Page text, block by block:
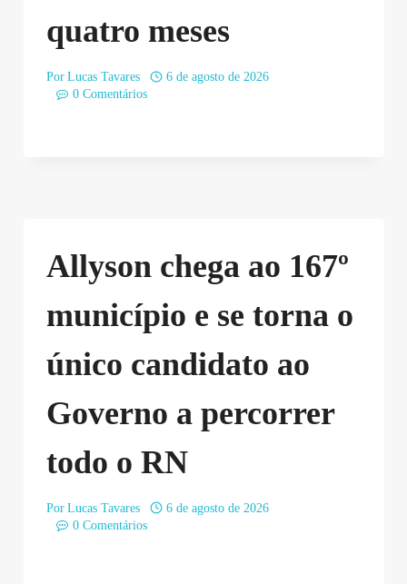
quatro meses
Por Lucas Tavares
6 de agosto de 2026
0 Comentários
Allyson chega ao 167º
município e se torna o
único candidato ao
Governo a percorrer
todo o RN
Por Lucas Tavares
6 de agosto de 2026
0 Comentários